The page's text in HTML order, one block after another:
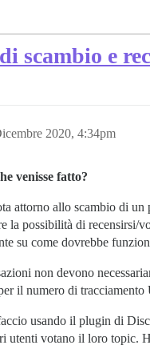
scambio e
2020, 4:34pm
venisse fatto?
attorno allo scambio di un
la possibilità di recensirsi/
su come dovrebbe
non devono
il numero di tracciamento
usando il plugin di
utenti votano il loro topic.